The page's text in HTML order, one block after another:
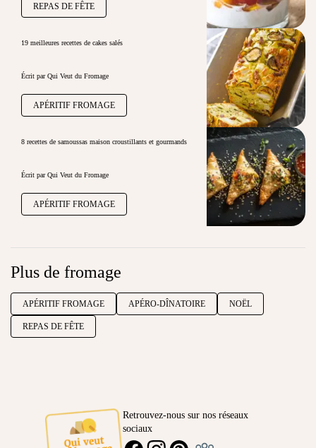
REPAS DE FÊTE
19 meilleures recettes de cakes salés
Écrit par Qui Veut du Fromage
APÉRITIF FROMAGE
8 recettes de samoussas maison croustillants et gourmands
Écrit par Qui Veut du Fromage
APÉRITIF FROMAGE
Plus de fromage
APÉRITIF FROMAGE APÉRO-DÎNATOIRE NOËL
REPAS DE FÊTE
Retrouvez-nous sur nos réseaux
sociaux
FACEBOOKINSTAGRAMPINTEREST